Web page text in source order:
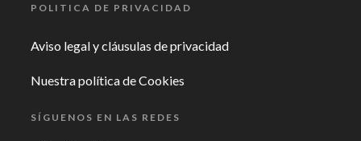
POLITICA DE PRIVACIDAD
Aviso legal y cláusulas de privacidad
Nuestra política de Cookies
SÍGUENOS EN LAS REDES